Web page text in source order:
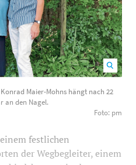
in Neckartailfingen den
Maier-Mohns hängt nach 22
an den Nagel.
Foto: pm
festlichen
der Wegbegleiter, einem